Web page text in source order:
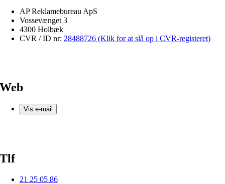
AP Reklamebureau ApS
Vossevænget 3
4300 Holbæk
CVR / ID nr: 28488726 (Klik for at slå op i CVR-registeret)
Web
Vis e-mail
Tlf
21 25 05 86